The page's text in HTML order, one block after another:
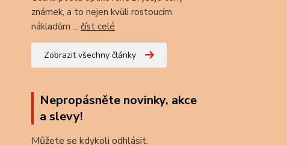
známek, a to nejen kvůli rostoucím
nákladům ... číst celé
Zobrazit všechny články
Nepropásněte novinky, akce
a slevy!
Můžete se kdykoli odhlásit.